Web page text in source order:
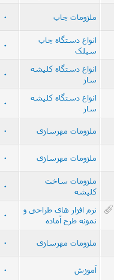
ملزومات چاپ
انواع دستگاه چاپ
سیلک
انواع دستگاه کلیشه
ساز
انواع دستگاه کلیشه
ساز
ملزومات مهرسازی
ملزومات مهرسازی
ملزومات ساخت
کلیشه
نرم افزار های طراحی و
نمونه طرح آماده
ملزومات مهرسازی
آموزش